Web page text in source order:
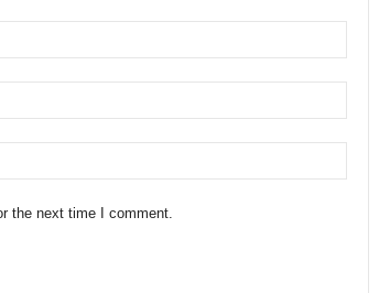
the next time I comment.